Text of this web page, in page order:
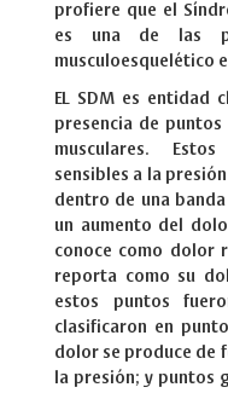
profiere que el
es una de las
musculoesquelético
EL SDM es entidad
presencia de
musculares.
sensibles a la
dentro de una
un aumento del
conoce como dolor
reporta como su
estos puntos
clasificaron en
dolor se produce de
la presión; y puntos